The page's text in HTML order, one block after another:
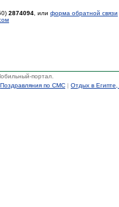
2874094 , или форма обратной связи
портал.
Поздравляния по СМС | Отдых в